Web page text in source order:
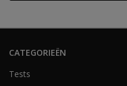
CATEGORIEËN
Tests